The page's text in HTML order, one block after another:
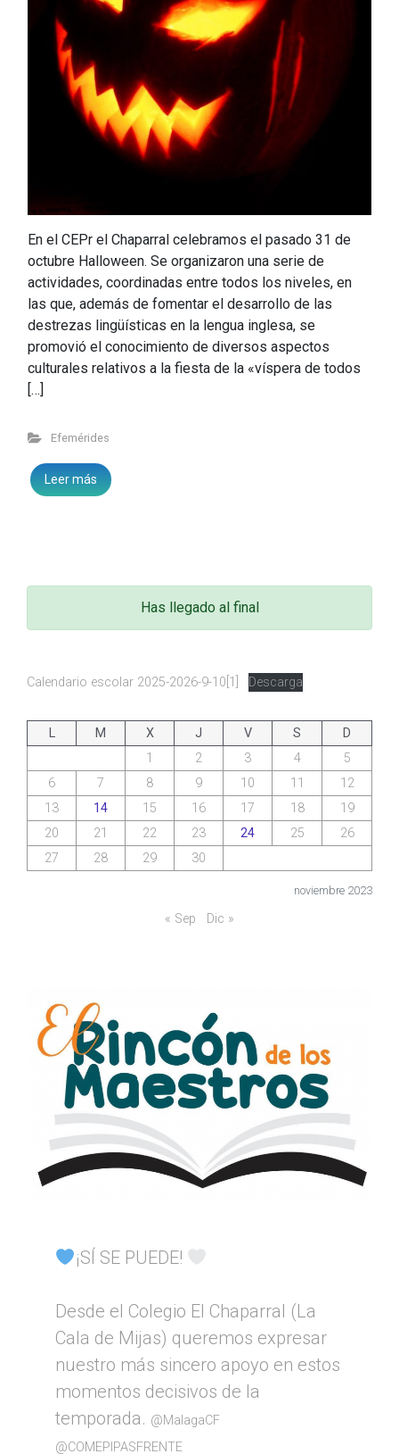
En el CEPr el Chaparral celebramos el pasado 31 de
octubre Halloween. Se organizaron una serie de
actividades, coordinadas entre todos los niveles, en
las que, además de fomentar el desarrollo de las
destrezas lingüísticas en la lengua inglesa, se
promovió el conocimiento de diversos aspectos
culturales relativos a la fiesta de la «víspera de todos
[…]
Efemérides
Leer más
Has llegado al final
Calendario escolar 2025-2026-9-10[1] Descarga
noviembre 2023
L M X J V S
D
1
2 3 4
5
6
7 8 9 10 11
12
13
14 15 16 17 18
19
20
21 22 23 24 25
26
27
28 29 30
« Sep Dic »
¡SÍ SE PUEDE!
Desde el Colegio El Chaparral (La
Cala de Mijas) queremos expresar
nuestro más sincero apoyo en estos
momentos decisivos de la
temporada. @MalagaCF
@COMEPIPASFRENTE